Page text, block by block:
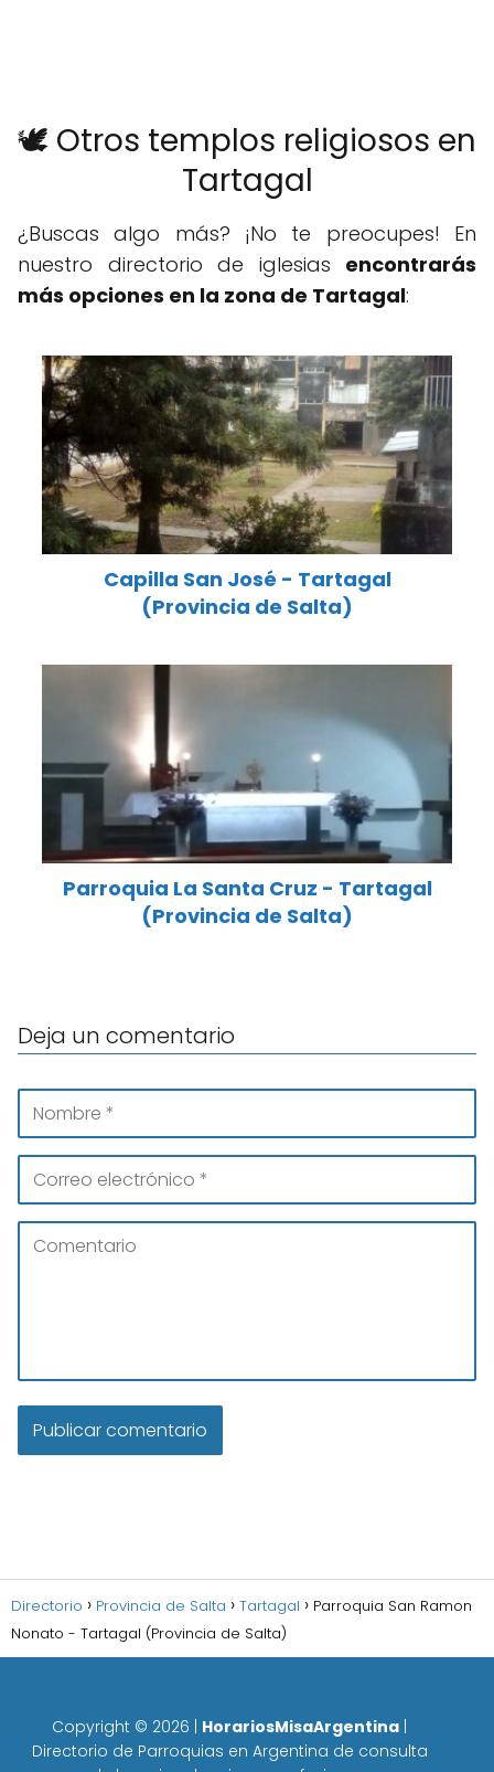
🕊️ Otros templos religiosos en
Tartagal
¿Buscas algo más? ¡No te preocupes! En
nuestro directorio de iglesias encontrarás
más opciones en la zona de Tartagal:
Capilla San José - Tartagal
(Provincia de Salta)
Parroquia La Santa Cruz - Tartagal
(Provincia de Salta)
Deja un comentario
Directorio Provincia de Salta Tartagal
Parroquia San Ramon
Nonato - Tartagal (Provincia de Salta)
Copyright © 2026 HorariosMisaArgentina
Directorio de Parroquias en Argentina de consulta